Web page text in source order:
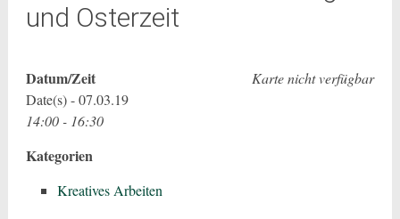
und Osterzeit
Karte nicht verfügbar
Datum/Zeit
Date(s) - 07.03.19
14:00 - 16:30
Kategorien
Kreatives Arbeiten